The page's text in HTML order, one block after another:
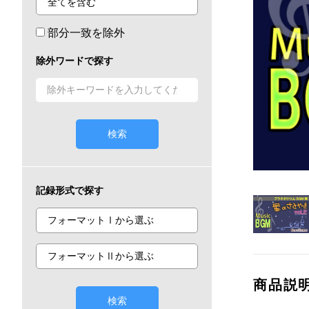
部分一致を除外
除外ワードで探す
検索
記録形式で探す
検索
商品説